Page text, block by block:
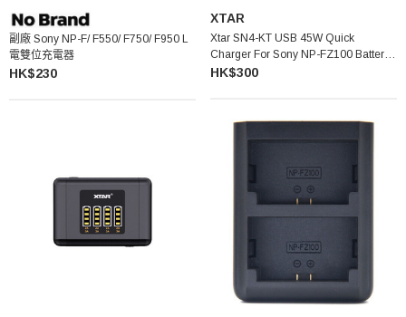
副廠 Sony NP-F/ F550/ F750/ F950 L
電雙位充電器
HK$230
XTAR
Xtar SN4-KT USB 45W Quick
Charger For Sony NP-FZ100 Battery
雙位充電器
HK$300